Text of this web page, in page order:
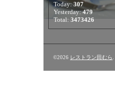
Today:307
Yesterday:479
Total: 3473426
©2026 レストラン田むら